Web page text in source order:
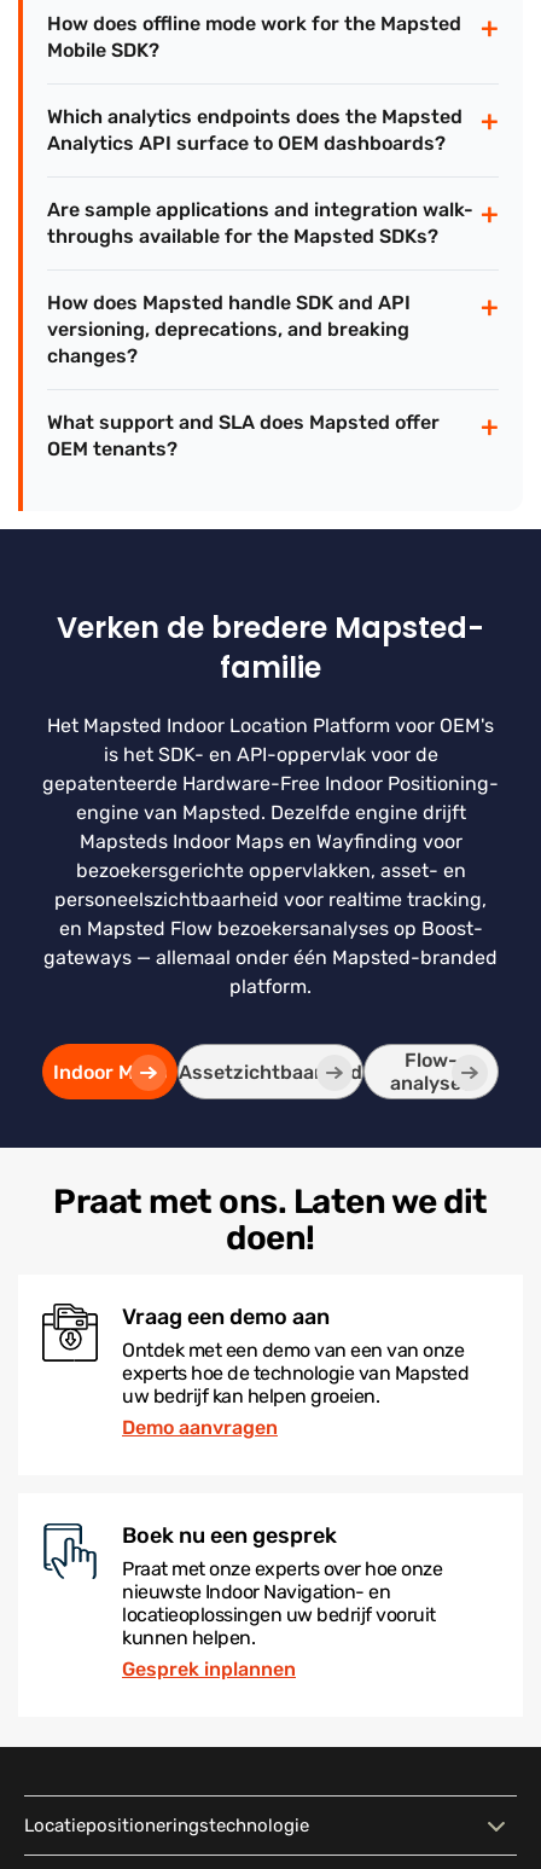
How does offline mode work for the Mapsted
Mobile SDK?
+
Which analytics endpoints does the Mapsted
Analytics API surface to OEM dashboards?
+
Are sample applications and integration walk-
throughs available for the Mapsted SDKs?
+
How does Mapsted handle SDK and API
versioning, deprecations, and breaking
changes?
+
What support and SLA does Mapsted offer
OEM tenants?
+
Verken de bredere Mapsted-
familie
Het Mapsted Indoor Location Platform voor OEM's
is het SDK- en API-oppervlak voor de
gepatenteerde Hardware-Free Indoor Positioning-
engine van Mapsted. Dezelfde engine drijft
Mapsteds Indoor Maps en Wayfinding voor
bezoekersgerichte oppervlakken, asset- en
personeelszichtbaarheid voor realtime tracking,
en Mapsted Flow bezoekersanalyses op Boost-
gateways — allemaal onder één Mapsted-branded
platform.
Indoor Maps Assetzichtbaarheid
Flow-
analyses
Praat met ons. Laten we dit
doen!
Vraag een demo aan
Ontdek met een demo van een van onze
experts hoe de technologie van Mapsted
uw bedrijf kan helpen groeien.
Demo aanvragen
Boek nu een gesprek
Praat met onze experts over hoe onze
nieuwste Indoor Navigation- en
locatieoplossingen uw bedrijf vooruit
kunnen helpen.
Gesprek inplannen
Locatiepositioneringstechnologie